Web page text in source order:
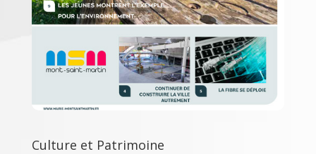
Culture et Patrimoine